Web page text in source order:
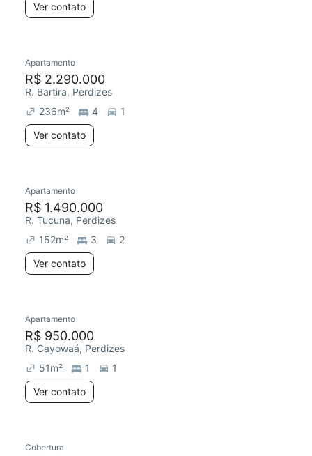
Ver contato
Redecorar
Apartamento
R$ 2.290.000
R. Bartira, Perdizes
236m² 4
1
Ver contato
Redecorar
Apartamento
R$ 1.490.000
R. Tucuna, Perdizes
152m² 3
2
Ver contato
Redecorar
Apartamento
R$ 950.000
R. Cayowaá, Perdizes
51m² 1
1
Ver contato
Redecorar
Cobertura